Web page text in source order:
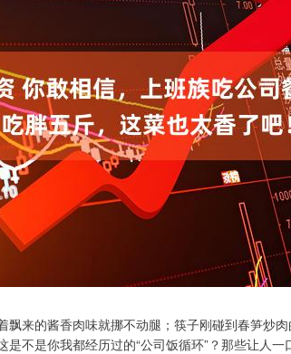
飘来的酱香肉味就挪不动腿；筷子刚碰到春笋炒
不是你我都经历过的“公司饭循环”？那些让人一
深证成指